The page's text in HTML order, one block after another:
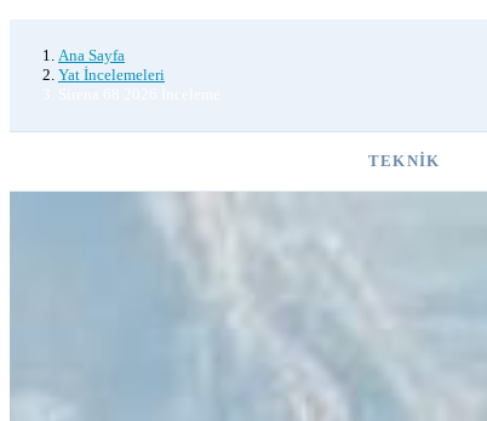
Ana Sayfa
Yat İncelemeleri
TEKNIK